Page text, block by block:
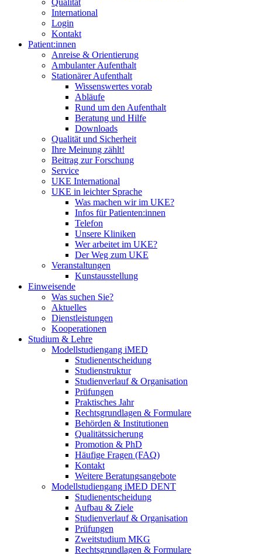
Qualität
International
Login
Kontakt
Patient:innen
Anreise & Orientierung
Ambulanter Aufenthalt
Stationärer Aufenthalt
Wissenswertes vorab
Abläufe
Rund um den Aufenthalt
Beratung und Hilfe
Downloads
Qualität und Sicherheit
Ihre Meinung zählt!
Beitrag zur Forschung
Service
UKE International
UKE in leichter Sprache
Was machen wir im UKE?
Infos für Patienten:innen
Telefon
Unsere Kliniken
Wer arbeitet im UKE?
Der Weg zum UKE
Veranstaltungen
Kunstausstellung
Einweisende
Was suchen Sie?
Aktuelles
Dienstleistungen
Kooperationen
Studium & Lehre
Modellstudiengang iMED
Studienentscheidung
Studienstruktur
Studienverlauf & Organisation
Prüfungen
Praktisches Jahr
Rechtsgrundlagen & Formulare
Behörden & Institutionen
Qualitätssicherung
Promotion & PhD
Häufige Fragen (FAQ)
Kontakt
Weitere Beratungsangebote
Modellstudiengang iMED DENT
Studienentscheidung
Aufbau & Ziele
Studienverlauf & Organisation
Prüfungen
Zweitstudium MKG
Rechtsgrundlagen & Formulare